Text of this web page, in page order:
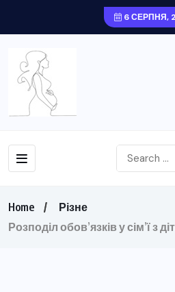
6 СЕРПНЯ,
Home
Різне
Розподіл обов’язків у сім’ї з